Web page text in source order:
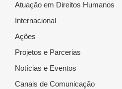
Atuação em Direitos Humanos
Internacional
Ações
Projetos e Parcerias
Notícias e Eventos
Canais de Comunicação